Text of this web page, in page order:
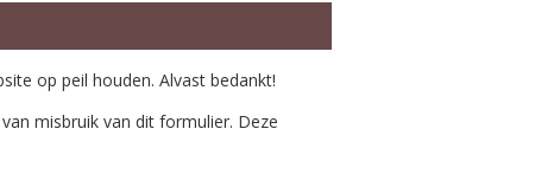
op peil houden. Alvast bedankt!
misbruik van dit formulier. Deze